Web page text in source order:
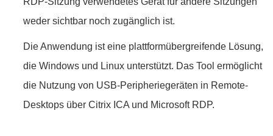
weder sichtbar noch zugänglich ist.
Die Anwendung ist eine plattformübergreifende Lösung,
die Windows und Linux unterstützt. Das Tool ermöglicht
die Nutzung von USB-Peripheriegeräten in Remote-
Desktops über Citrix ICA und Microsoft RDP.